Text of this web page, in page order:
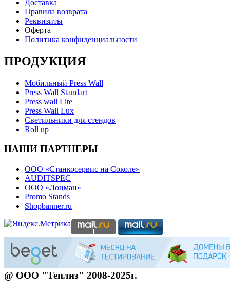
Доставка
Правила возврата
Реквизиты
Оферта
Политика конфиденциальности
ПРОДУКЦИЯ
Мобильный Press Wall
Press Wall Standart
Press wall Lite
Press Wall Lux
Светильники для стендов
Roll up
НАШИ ПАРТНЕРЫ
ООО «Станкосервис на Соколе»
AUDITSPEC
ООО «Лоцман»
Promo Stands
Shopbanner.ru
@ ООО "Теплиз" 2008-2025г.